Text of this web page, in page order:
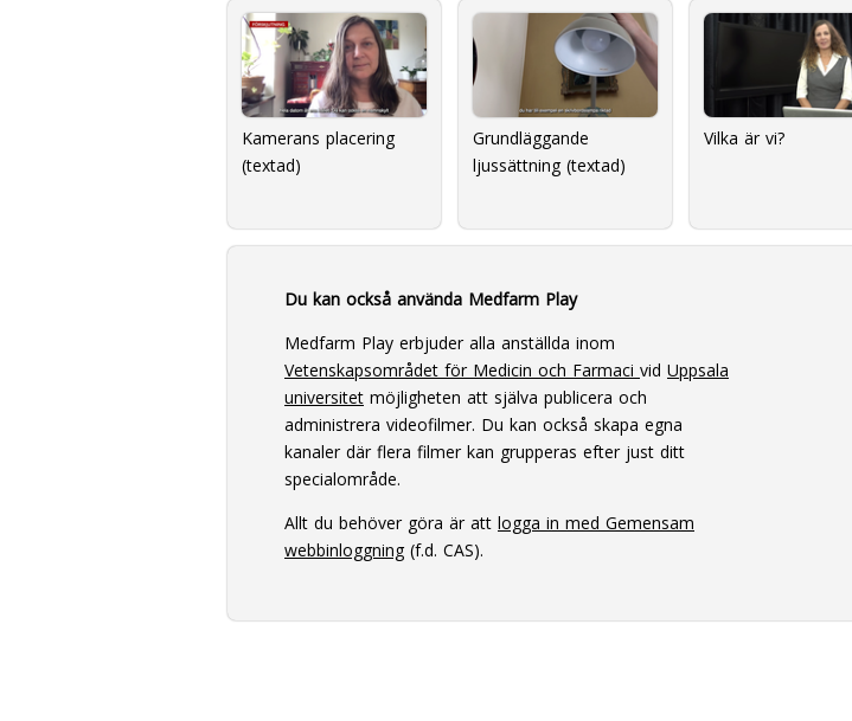
Kamerans placering
(textad)
Grundläggande
ljussättning (textad)
Vilka är vi?
Du kan också använda Medfarm Play
Medfarm Play erbjuder alla anställda inom
Vetenskapsområdet för Medicin och Farmaci vid Uppsala
universitet möjligheten att själva publicera och
administrera videofilmer. Du kan också skapa egna
kanaler där flera filmer kan grupperas efter just ditt
specialområde.
Allt du behöver göra är att logga in med Gemensam
webbinloggning (f.d. CAS).